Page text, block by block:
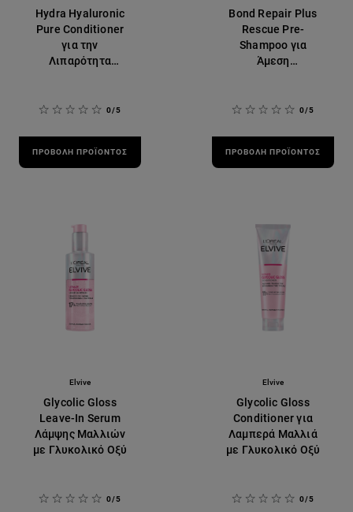
Hydra Hyaluronic
Pure Conditioner
για την
Λιπαρότητα
0/5
ΠΡΟΒΟΛΉ ΠΡΟΪΌΝΤΟΣ
Bond Repair Plus
Rescue Pre-
Shampoo για
Άμεση
0/5
ΠΡΟΒΟΛΉ ΠΡΟΪΌΝΤΟΣ
Elvive
Glycolic Gloss
Leave-In Serum
Λάμψης Μαλλιών
με Γλυκολικό Οξύ
0/5
Elvive
Glycolic Gloss
Conditioner για
Λαμπερά Μαλλιά
με Γλυκολικό Οξύ
0/5